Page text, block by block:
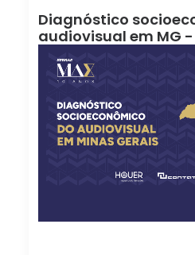
Diagnóstico
audiovisual em MG